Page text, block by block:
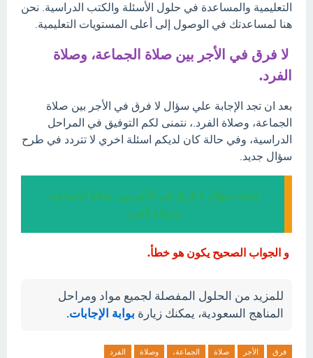
التعليمية والمساعدة في حلول الأسئلة والكتب الدراسية. نحن
هنا لمساعدتك في الوصول إلى أعلى المستويات التعليمية.
لا فرق في الأجر بين صلاة الجماعة، وصلاة
الفرد.
بعد ان تجد الإجابة علي سؤال لا فرق في الأجر بين صلاة
الجماعة، وصلاة الفرد.، نتمنى لكم التوفيق في المراحل
الدراسية، وفي حالة كان لديكم اسئلة اخري لا تتردد في طرح
سؤال جديد.
إجابة سؤال لا فرق في الأجر بين صلاة الجماعة،
وصلاة الفرد.
و الجواب الصحيح يكون هو خطأ.
للمزيد من الحلول المفصلة لجميع مواد ومراحل
المناهج السعودية، يمكنك زيارة بوابة الإجابات.
فرق الأجر صلاة الجماعة، وصلاة الفرد